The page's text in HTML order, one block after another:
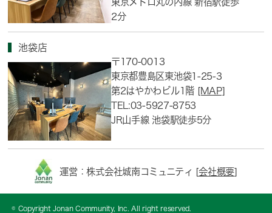
東京メトロ丸の内線 新宿駅徒歩
2分
池袋店
〒170-0013
東京都豊島区東池袋1-25-3
第2はやかわビル1階 [MAP]
TEL:03-5927-8753
JR山手線 池袋駅徒歩5分
運営：株式会社城南コミュニティ [会社概要]
© Copyright Jonan Community, Inc. All right reserved.